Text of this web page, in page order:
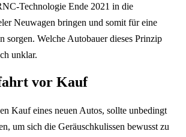
Technologie Ende 2021 in die
Neuwagen bringen und somit für eine
sorgen. Welche Autobauer dieses Prinzip
unklar.
vor Kauf
Kauf eines neuen Autos, sollte unbedingt
um sich die Geräuschkulissen bewusst zu